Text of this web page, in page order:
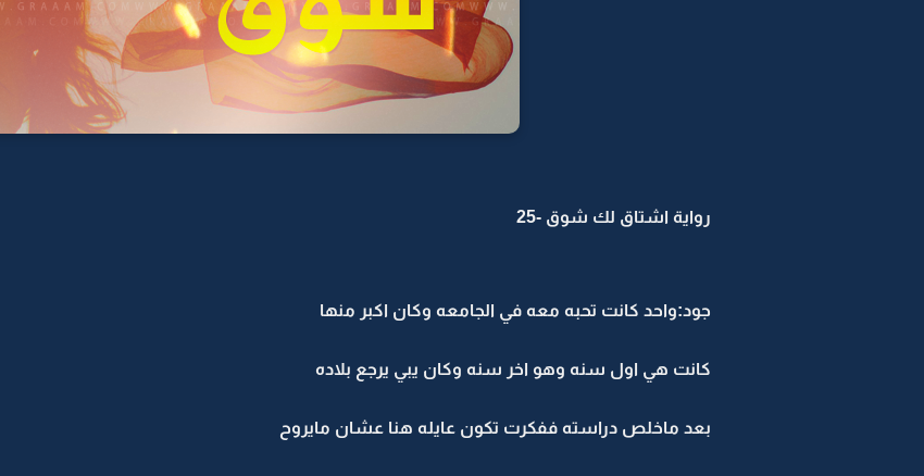
رواية اشتاق لك شوق -25
جود:واحد كانت تحبه معه في الجامعه وكان اكبر منها
كانت هي اول سنه وهو اخر سنه وكان يبي يرجع بلاده
بعد ماخلص دراسته ففكرت تكون عايله هنا عشان مايروح